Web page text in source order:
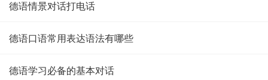
德语情景对话打电话
德语口语常用表达语法有哪些
德语学习必备的基本对话